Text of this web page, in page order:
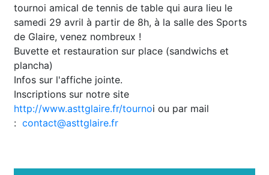
tournoi amical de tennis de table qui aura lieu le
samedi 29 avril à partir de 8h, à la salle des Sports
de Glaire, venez nombreux !
Buvette et restauration sur place (sandwichs et
plancha)
Infos sur l'affiche jointe.
Inscriptions sur notre site
http://www.asttglaire.fr/tournoi ou par mail
: contact@asttglaire.fr